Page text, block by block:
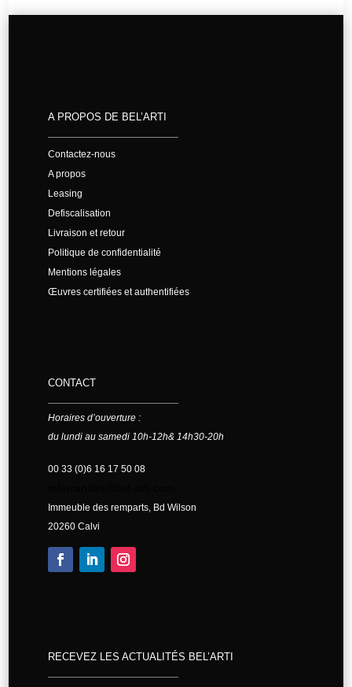
A PROPOS DE BEL’ARTI
Contactez-nous
A propos
Leasing
Defiscalisation
Livraison et retour
Politique de confidentialité
Mentions légales
Œuvres certifiées et authentifiées
CONTACT
Horaires d’ouverture :
du lundi au samedi 10h-12h& 14h30-20h
00 33 (0)6 16 17 50 08
Immeuble des remparts, Bd Wilson
20260 Calvi
RECEVEZ LES ACTUALITÉS BEL’ARTI